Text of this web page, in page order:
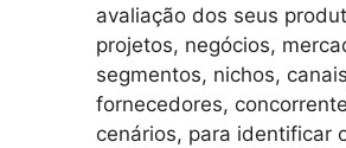
avaliação dos seus
projetos, negócios,
segmentos, nichos,
fornecedores,
cenários, para identificar